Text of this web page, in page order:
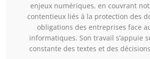
enjeux numériques, en couvrant
contentieux liés à la protection des
obligations des entreprises face
informatiques. Son travail s’appuie
constante des textes et des